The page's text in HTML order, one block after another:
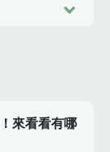
來看看有哪